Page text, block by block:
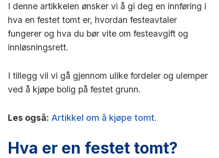
I denne artikkelen ønsker vi å gi deg en innføring i
hva en festet tomt er, hvordan festeavtaler
fungerer og hva du bør vite om festeavgift og
innløsningsrett.
I tillegg vil vi gå gjennom ulike fordeler og ulemper
ved å kjøpe bolig på festet grunn.
Les også: Artikkel om å kjøpe tomt.
Hva er en festet tomt?